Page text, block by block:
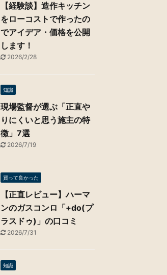
【経験談】造作キッチン
をローコストで作ったの
でアイデア・価格を公開
します！
2026/2/28
知識
現場監督が選ぶ「正直や
りにくいと思う施主の特
徴」7選
2026/7/19
買って良かった
【正直レビュー】ハーマ
ンのガスコンロ「+do(プ
ラスドゥ)」の口コミ
2026/7/31
知識